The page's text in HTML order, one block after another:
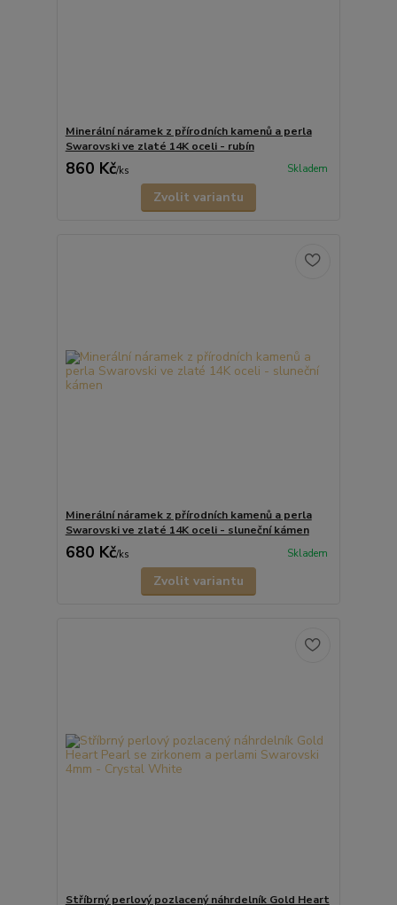
Minerální náramek z přírodních kamenů a perla
Swarovski ve zlaté 14K oceli - rubín
860 Kč/ks Skladem
Zvolit variantu
Minerální náramek z přírodních kamenů a perla
Swarovski ve zlaté 14K oceli - sluneční kámen
680 Kč/ks Skladem
Zvolit variantu
Stříbrný perlový pozlacený náhrdelník Gold Heart